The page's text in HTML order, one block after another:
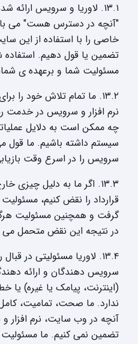
۱۳.۱. لاوریا و سرویس
"آنچه در دسترس هست" می
خاصی را با استفاده از این
تضمین یا قول دهیم. استفاده
مسئولیت شما و برعهده ی
۱۳.۲. ما تمام تلاش خود
نرم افزار و سرویس در خدمت
چه ممکن است به دلایل
سیستم داشته باشیم. ما قول
سرویس را در اسرع وقت
۱۳.۳. اگر ما به دلیل چیزی
قرارداد را نقض کنیم،
گرفت و همچنین مسئولیت
در نتیجه این نقض متحمل
۱۳.۴. لاوریا مسئولیتی در
سرویس دهندگان و ارائه
(اینترنت، پیامک یا غیره) یا
ندارد. ما صحت، تمامیت،
آنچه در وب سایت، نرم افزار
تضمین نمی کنیم. ما